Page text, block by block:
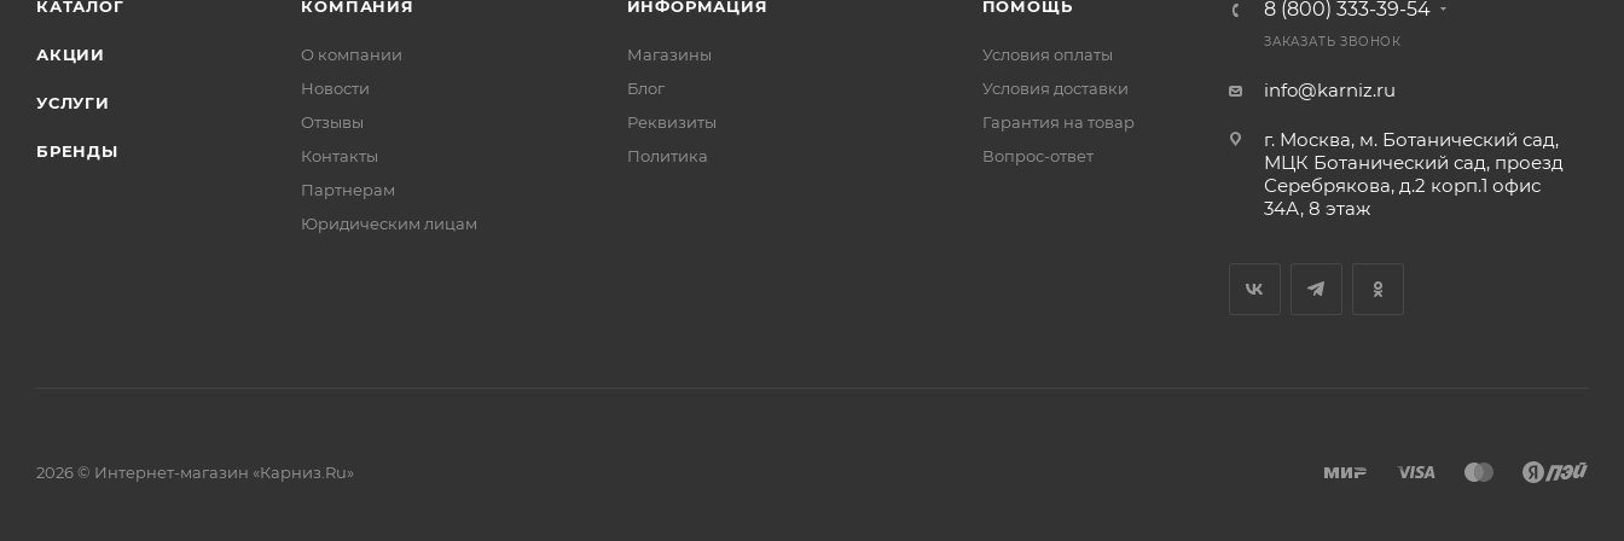
КАТАЛОГ
АКЦИИ
УСЛУГИ
БРЕНДЫ
КОМПАНИЯ
О компании
Новости
Отзывы
Контакты
Партнерам
Юридическим лицам
ИНФОРМАЦИЯ
Магазины
Блог
Реквизиты
Политика
ПОМОЩЬ
Условия оплаты
Условия доставки
Гарантия на товар
Вопрос-ответ
8 (800) 333-39-54
ЗАКАЗАТЬ ЗВОНОК
info@karniz.ru
г. Москва, м. Ботанический сад,
МЦК Ботанический сад, проезд
Серебрякова, д.2 корп.1 офис
34А, 8 этаж
2026 © Интернет-магазин «Карниз.Ru»